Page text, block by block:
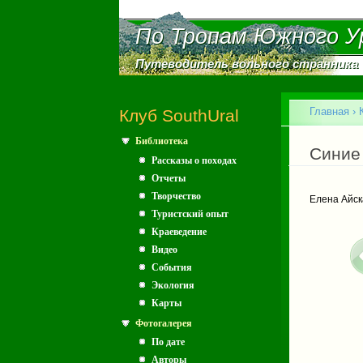
По Тропам Южного
По Тропам Южного
Путеводитель вольного странника
Путеводитель вольного странника
Клуб SouthUral
Библиотека
Рассказы о походах
Отчеты
Творчество
Туристский опыт
Краеведение
Видео
События
Экология
Карты
Фотогалерея
По дате
Авторы
Вы
Главная ›
Елена